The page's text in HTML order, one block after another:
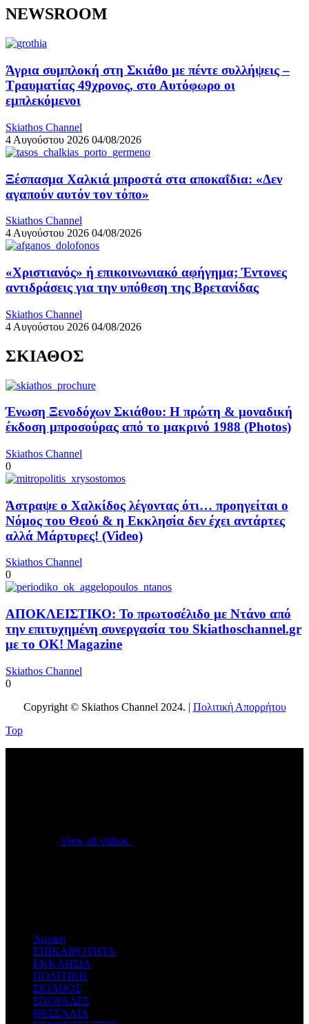
NEWSROOM
Άγρια συμπλοκή στη Σκιάθο με πέντε συλλήψεις –
Τραυματίας 49χρονος, στο Αυτόφωρο οι
εμπλεκόμενοι
Skiathos Channel
4 Αυγούστου 2026 04/08/2026
Ξέσπασμα Χαλκιά μπροστά στα αποκαΐδια: «Δεν
αγαπούν αυτόν τον τόπο»
Skiathos Channel
4 Αυγούστου 2026 04/08/2026
«Χριστιανός» ή επικοινωνιακό αφήγημα; Έντονες
αντιδράσεις για την υπόθεση της Βρετανίδας
Skiathos Channel
4 Αυγούστου 2026 04/08/2026
ΣΚΙΑΘΟΣ
Ένωση Ξενοδόχων Σκιάθου: Η πρώτη & μοναδική
έκδοση μπροσούρας από το μακρινό 1988 (Photos)
Skiathos Channel
0
Άστραψε ο Χαλκίδος λέγοντας ότι… προηγείται ο
Νόμος του Θεού & η Εκκλησία δεν έχει αντάρτες
αλλά Μάρτυρες! (Video)
Skiathos Channel
0
ΑΠΟΚΛΕΙΣΤΙΚΟ: Το πρωτοσέλιδο με Ντάνο από
την επιτυχημένη συνεργασία του Skiathoschannel.gr
με το OK! Magazine
Skiathos Channel
0
Copyright © Skiathos Channel 2024. | Πολιτική Απορρήτου
Top
View all videos
Αρχική
ΕΠΙΚΑΙΡΟΤΗΤΑ
ΕΚΚΛΗΣΙΑ
ΠΟΛΙΤΙΚΗ
ΣΚΙΑΘΟΣ
ΣΠΟΡΑΔΕΣ
ΘΕΣΣΑΛΙΑ